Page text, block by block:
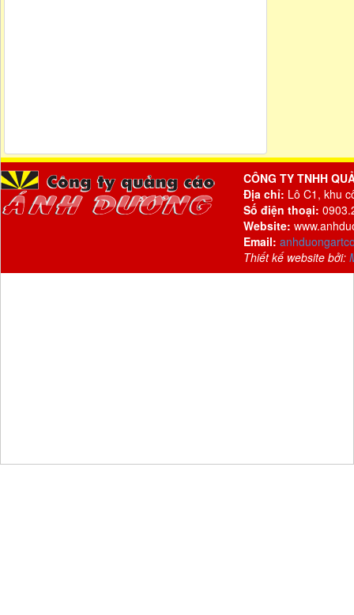
CÔNG TY TNHH
Địa chỉ: Lô C1, khu
Số điện thoại:
Website:
Email:
Thiết kế website bởi: